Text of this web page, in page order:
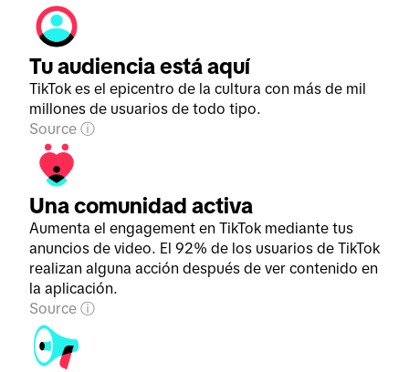
Tu audiencia está aquí
TikTok es el epicentro de la cultura con más de mil
millones de usuarios de todo tipo.
Source
Una comunidad activa
Aumenta el engagement en TikTok mediante tus
anuncios de video. El 92% de los usuarios de TikTok
realizan alguna acción después de ver contenido en
la aplicación.
Source